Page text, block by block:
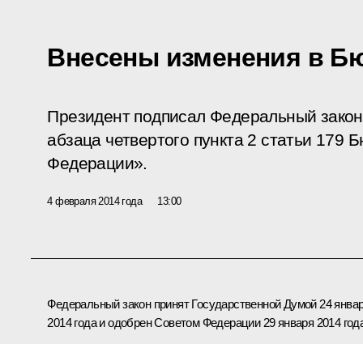
Внесены изменения в
Президент подписал Федеральный
абзаца четвертого пункта 2 статьи 179
Федерации».
4 февраля 2014 года 13:00
Федеральный закон принят Государственной Думой 24
2014 года и одобрен Советом Федерации 29 января 2014